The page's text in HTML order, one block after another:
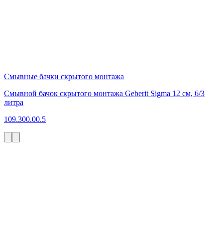
Смывные бачки скрытого монтажа
Смывной бачок скрытого монтажа Geberit Sigma 12 см, 6/3
литра
109.300.00.5